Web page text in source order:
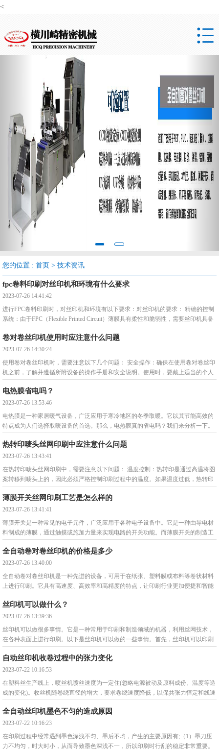
<

您的位置 : 首页 > 技术资讯
fpc卷料印刷对丝印机和环境有什么要求
2023-07-26 14:41:42
进行FPC卷料印刷时，对丝印机和环境有以下要求：对丝印机的要求： 精确的控制
系统：由于FPC（Flexible Printed Circuit）薄膜具有柔性和脆弱性，需要丝印机具备
卷对卷丝印机使用时应注意什么问题
2023-07-26 14:30:24
使用卷对卷丝印机时，需要注意以下几个问题： 安全操作：确保在使用卷对卷丝印
机之前，了解并遵循所附设备的操作手册和安全说明。使用时，要戴上适当的个人
电热膜省电吗？
2023-07-26 13:53:46
电热膜是一种家居暖气设备，广泛应用于寒冷地区的冬季取暖。它以其节能高效的
特点成为人们选择取暖设备的首选。那么，电热膜真的省电吗？我们来分析一下。
热转印唛头丝网印刷中应注意什么问题
2023-07-26 13:43:41
在热转印唛头丝网印刷中，需要注意以下问题： 温度控制：热转印是通过高温将图
案转移到唛头上的，因此必须严格控制印刷过程中的温度。如果温度过低，热转印
薄膜开关丝网印刷工艺是怎么样的
2023-07-26 13:41:41
薄膜开关是一种常见的电子元件，广泛应用于各种电子设备中。它是一种由导电材
料制成的薄膜，通过触摸或施加力量来实现电路的开关功能。而薄膜开关的制造工
全自动卷对卷丝印机的价格是多少
2023-07-26 13:40:00
全自动卷对卷丝印机是一种先进的设备，可用于在纸张、塑料膜或布料等卷状材料
上进行印刷。它具有高速度、高效率和高精度的特点，让印刷行业更加便捷和智能
丝印机可以做什么？
2023-07-26 13:39:36
丝印机可以做很多事情。它是一种常用于印刷和制造领域的机器，利用丝网技术，
在各种表面上进行印刷。以下是丝印机可以做的一些事情。首先，丝印机可以印刷
自动丝印机收卷过程中的张力变化
2023-07-22 10:16:53
在塑料丝生产线上，喷丝机喷丝速度为一定住(忽略电源被动及原料成份、温度等造
成的变化)。收丝机随卷绕直径的增大，要求卷绕速度降低，以保共张力恒定和线速
全自动丝印机墨色不匀的造成原因
2023-07-22 10:16:23
在印刷过程中经常遇到墨色深浅不匀、墨后不均，产生的主要原因有;（1）墨刀压
力不均匀，时大时小，从而导致墨色深浅不一，所以印刷时行刮的稳定非常重要。